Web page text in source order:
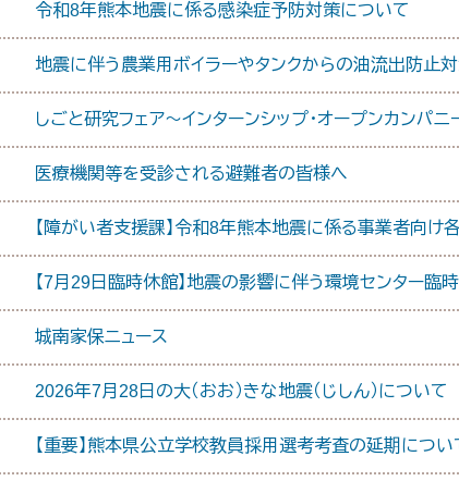
令和8年熊本地震に係る感染症予防対策について
地震に伴う農業用ボイラーやタンクからの油流出防止
しごと研究フェア～インターンシップ・オープンカンパ
医療機関等を受診される避難者の皆様へ
【障がい者支援課】令和8年熊本地震に係る事業者向け
【7月29日臨時休館】地震の影響に伴う環境センター臨
城南家保ニュース
2026年7月28日の大（おお）きな地震（じしん）について
【重要】熊本県公立学校教員採用選考考査の延期につい